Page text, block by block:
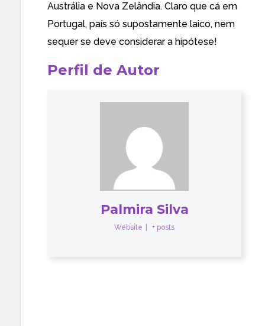
Austrália e Nova Zelândia. Claro que cá em
Portugal, país só supostamente laico, nem
sequer se deve considerar a hipótese!
Perfil de Autor
Palmira Silva
Website + posts